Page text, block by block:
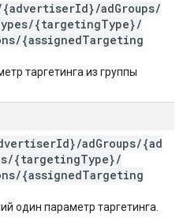
{advertiserId}/adGroups/
/{targetingType}/
/{assignedTargeting
таргетинга из группы
Id}/adGroups/{ad
/{targetingType}/
/{assignedTargeting
один параметр таргетинга.